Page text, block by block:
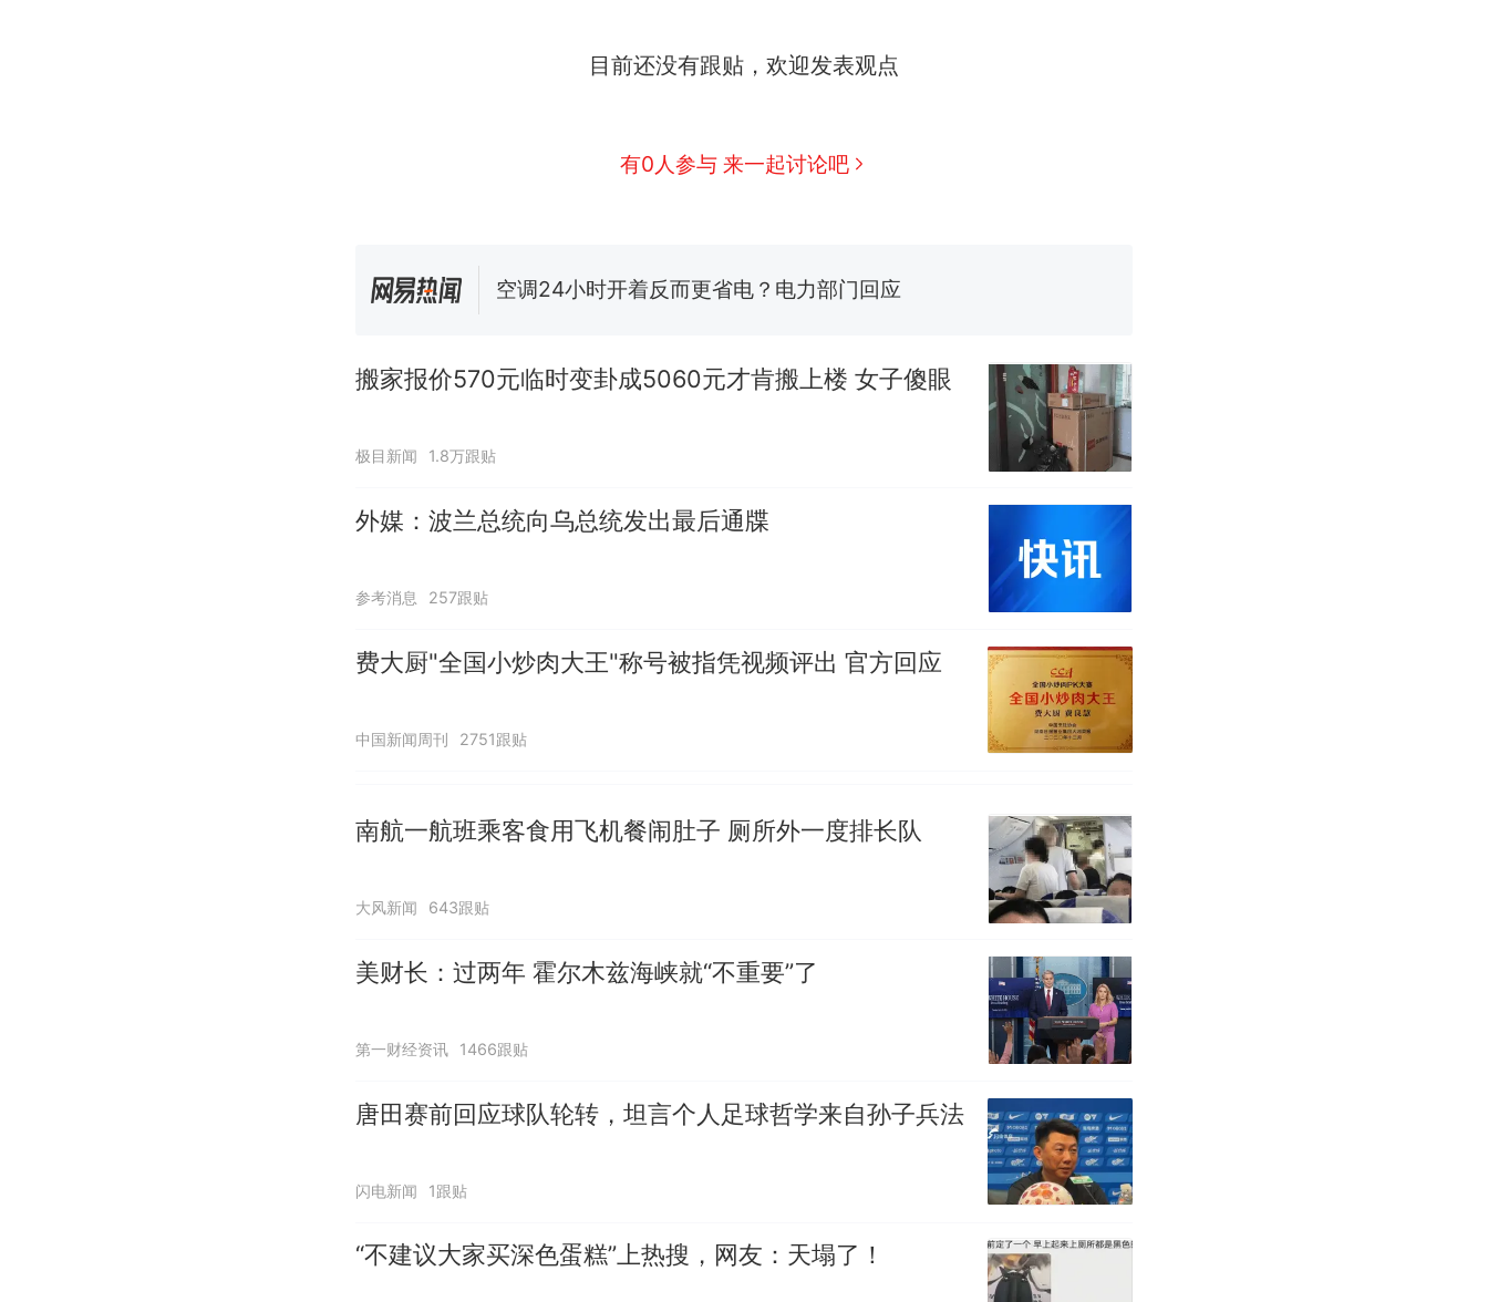
目前还没有跟贴，欢迎发表观点
有0人参与 来一起讨论吧
搬家报价570元，搬到楼下交5060元才肯搬上楼！女子傻眼
空调24小时开着反而更省电？电力部门回应
南航一航班疑向乘客发放西梅汁，致多名乘客在飞行途中排队上厕
所！乘客：机上100多人只有2个厕所；客服回应：并非每架飞机都
会发放西梅汁
那个在床头放菜刀的女孩，因老师一句“跟我回家”改写了人生
搬家报价570元临时变卦成5060元才肯搬上楼 女子傻眼
极目新闻 1.8万跟贴
外媒：波兰总统向乌总统发出最后通牒
参考消息 257跟贴
费大厨"全国小炒肉大王"称号被指凭视频评出 官方回应
中国新闻周刊 2751跟贴
南航一航班乘客食用飞机餐闹肚子 厕所外一度排长队
大风新闻 643跟贴
美财长：过两年 霍尔木兹海峡就“不重要”了
第一财经资讯 1466跟贴
唐田赛前回应球队轮转，坦言个人足球哲学来自孙子兵法
闪电新闻 1跟贴
“不建议大家买深色蛋糕”上热搜，网友：天塌了！